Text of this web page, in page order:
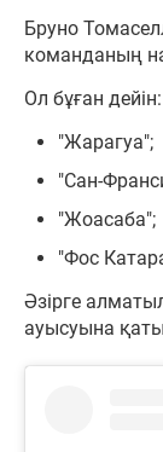
Бруно
команданың
Ол бұған дейін:
"Жарагуа";
"Сан-
"Жоасаба";
"Фос
Әзірге
ауысуына